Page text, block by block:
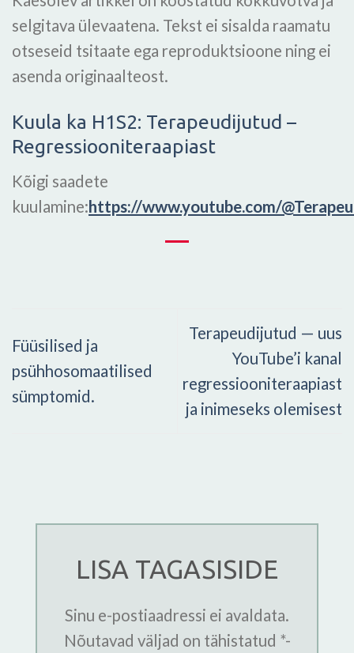
selgitava ülevaatena. Tekst ei sisalda raamatu
otseseid tsitaate ega reproduktsioone ning ei
asenda originaalteost.
Kuula ka H1S2: Terapeudijutud –
Regressiooniteraapiast
Kõigi saadete
kuulamine:https://www.youtube.com/
Füüsilised ja
psühhosomaatilised
sümptomid.
Terapeudijutud — uus
YouTube’i kanal
regressiooniteraapiast
ja inimeseks olemisest
LISA TAGASISIDE
Sinu e-postiaadressi ei avaldata.
Nõutavad väljad on tähistatud *-